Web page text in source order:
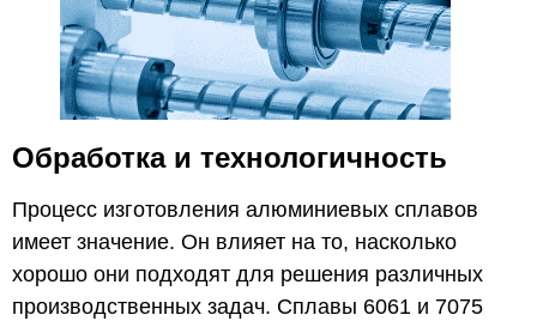
Обработка и технологичность
Процесс изготовления алюминиевых сплавов
имеет значение. Он влияет на то, насколько
хорошо они подходят для решения различных
производственных задач. Сплавы 6061 и 7075